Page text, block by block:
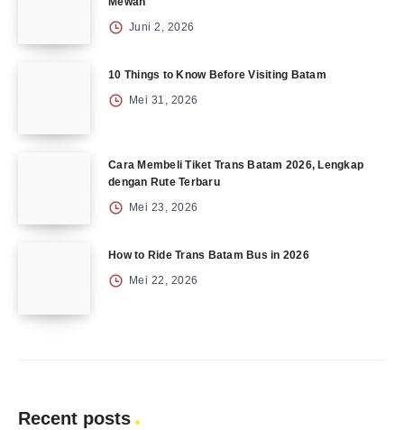
Juni 2, 2026
10 Things to Know Before Visiting Batam
Mei 31, 2026
Cara Membeli Tiket Trans Batam 2026, Lengkap
dengan Rute Terbaru
Mei 23, 2026
How to Ride Trans Batam Bus in 2026
Mei 22, 2026
Recent posts